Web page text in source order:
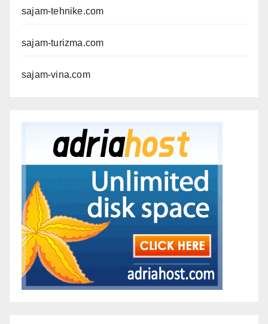
sajam-tehnike.com
sajam-turizma.com
sajam-vina.com